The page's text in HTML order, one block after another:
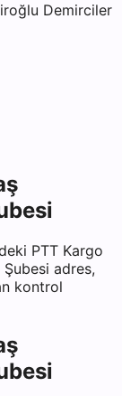
Demirciler
PTT Kargo
adres,
kontrol